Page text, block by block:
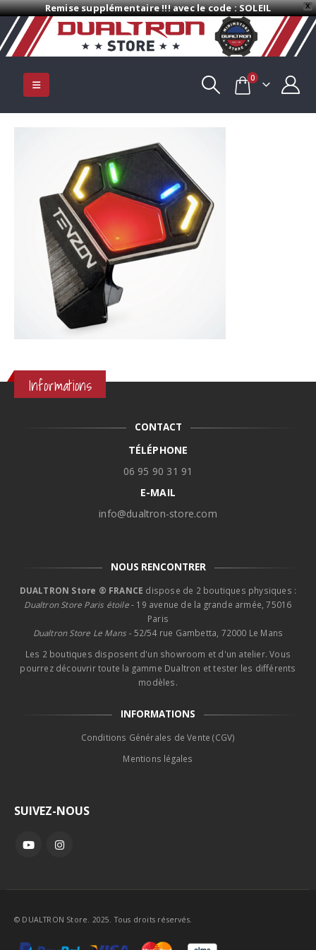
X
Remise supplémentaire !!! avec le code : SOLEIL
0
Informations
CONTACT
TÉLÉPHONE
06 95 90 31 91
E-MAIL
info@dualtron-store.com
NOUS RENCONTRER
DUALTRON Store ® FRANCE dispose de 2 boutiques physiques :
Dualtron Store Paris étoile- 19 avenue de la grande armée, 75016
Paris
Dualtron Store Le Mans - 52/54 rue Gambetta, 72000 Le Mans
Les 2 boutiques disposent d'un showroom et d'un atelier. Vous
pourrez découvrir toute la gamme Dualtron et tester les différents
modèles.
INFORMATIONS
Conditions Générales de Vente (CGV)
Mentions légales
SUIVEZ-NOUS
© DUALTRON Store. 2025. Tous droits réservés.